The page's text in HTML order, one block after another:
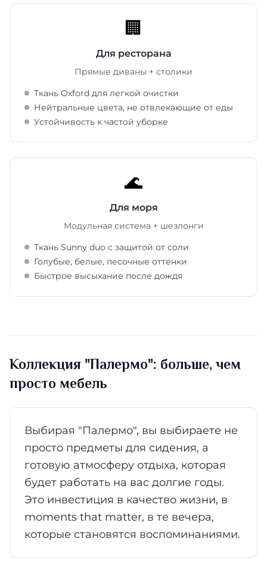
🏢
Для ресторана
Прямые диваны + столики
Ткань Oxford для легкой очистки
Нейтральные цвета, не отвлекающие от еды
Устойчивость к частой уборке
🌊
Для моря
Модульная система + шезлонги
Ткань Sunny duo с защитой от соли
Голубые, белые, песочные оттенки
Быстрое высыхание после дождя
Коллекция "Палермо": больше, чем
просто мебель
Выбирая "Палермо", вы выбираете не
просто предметы для сидения, а
готовую атмосферу отдыха, которая
будет работать на вас долгие годы.
Это инвестиция в качество жизни, в
moments that matter, в те вечера,
которые становятся воспоминаниями.